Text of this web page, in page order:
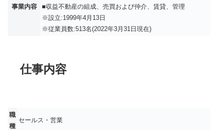
事業内容
■収益不動産の組成、売買および仲介、賃貸、管理
※設立:1999年4月13日
※従業員数:513名(2022年3月31日現在)
仕事内容
職
種
セールス・営業